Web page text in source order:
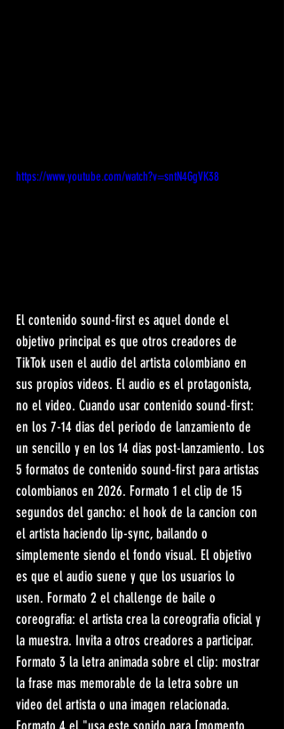
https://www.youtube.com/watch?v=sntN4GgVK38
El contenido sound-first es aquel donde el
objetivo principal es que otros creadores de
TikTok usen el audio del artista colombiano en
sus propios videos. El audio es el protagonista,
no el video. Cuando usar contenido sound-first:
en los 7-14 dias del periodo de lanzamiento de
un sencillo y en los 14 dias post-lanzamiento. Los
5 formatos de contenido sound-first para artistas
colombianos en 2026. Formato 1 el clip de 15
segundos del gancho: el hook de la cancion con
el artista haciendo lip-sync, bailando o
simplemente siendo el fondo visual. El objetivo
es que el audio suene y que los usuarios lo
usen. Formato 2 el challenge de baile o
coreografia: el artista crea la coreografia oficial y
la muestra. Invita a otros creadores a participar.
Formato 3 la letra animada sobre el clip: mostrar
la frase mas memorable de la letra sobre un
video del artista o una imagen relacionada.